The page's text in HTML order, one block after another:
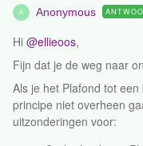
A Anonymous
Hi @ellieoos,
Fijn dat je de weg naar
Als je het Plafond tot
principe niet overheen
uitzonderingen voor: